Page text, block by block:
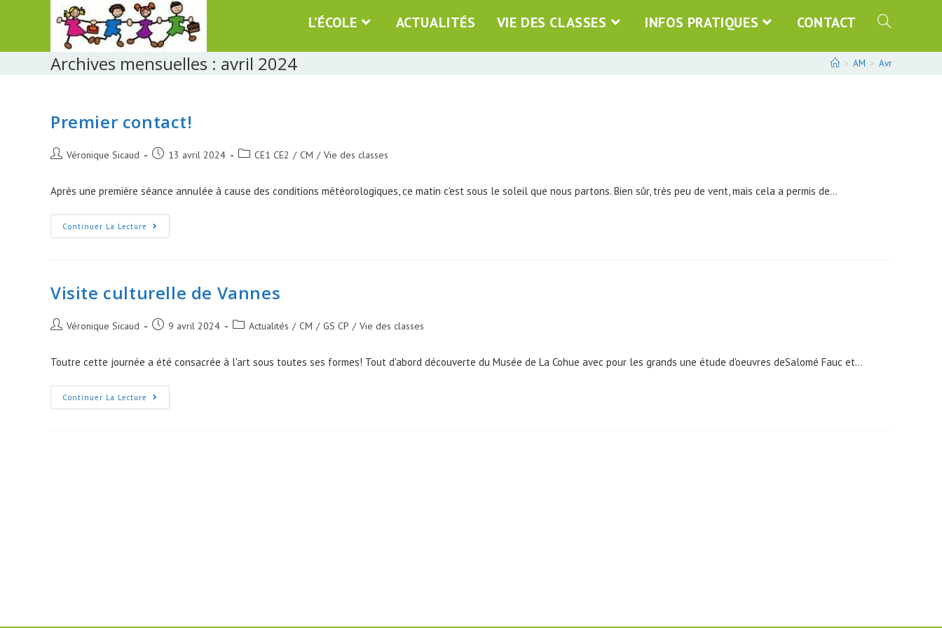
L’ÉCOLE ACTUALITÉS VIE DES CLASSES INFOS PRATIQUES CONTACT
Archives mensuelles : avril 2024 > AM > Avr
Premier contact!
PostVéronique Sicaud
Post 13 avril 2024
PostCE1 CE2 / CM / Vie des classes
Après une première séance annulée à cause des conditions météorologiques, ce matin c'est sous le soleil que nous partons. Bien sûr, très peu de vent, mais cela a permis de…
Continuer La Lecture Premier
Contact!
Visite culturelle de Vannes
PostVéronique Sicaud
Post 9 avril 2024
Post Actualités / CM / GS CP / Vie des classes
Toutre cette journée a été consacrée à l'art sous toutes ses formes! Tout d'abord découverte du Musée de La Cohue avec pour les grands une étude d'oeuvres deSalomé Fauc et…
Continuer La Lecture Visite
Culturelle